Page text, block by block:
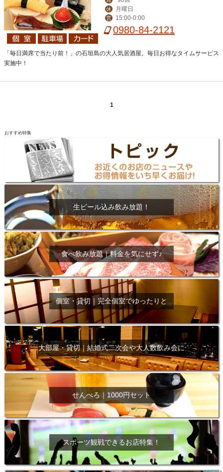
休 月曜日
営 15:00‐0:00
0980-84-2121
「毎日満席で当たり前！」の石垣島の大人気居酒屋。毎日お得なタイムサービス
実施中！
1
おすすめ特集
生ビール込み飲み放題！
食べ飲み放題｜料金を気にせず♪
個室・貸切｜完全個室でゆったりと
大部屋・貸切｜結婚式二次会や大人数飲み会に
せんべろ｜1000円セット
スポーツ観戦できるお店特集！